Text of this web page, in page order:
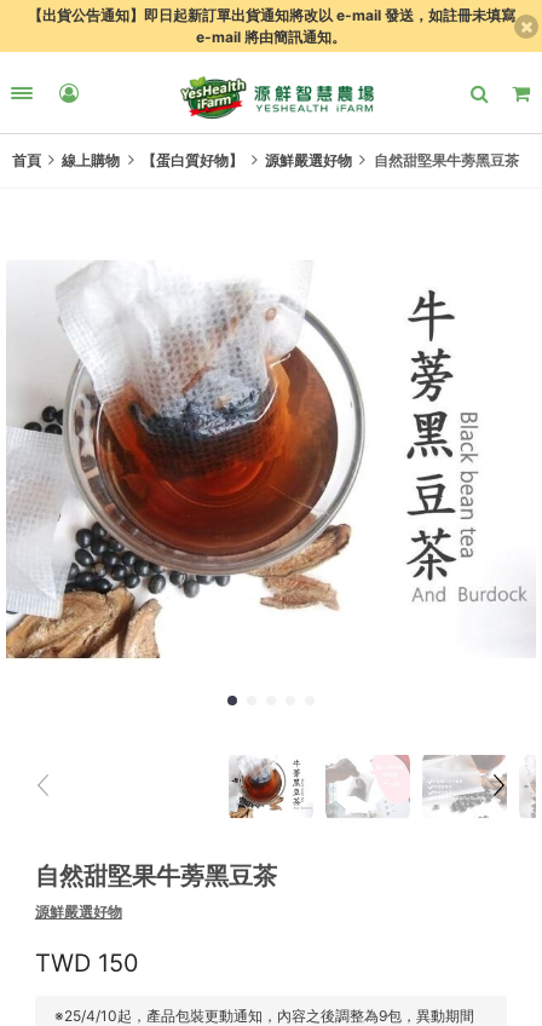
【出貨公告通知】即日起新訂單出貨通知將改以 e-mail 發送，如註冊未填寫
e-mail 將由簡訊通知。
首頁 線上購物 【蛋白質好物】 源鮮嚴選好物 自然甜堅果牛蒡黑豆茶
自然甜堅果牛蒡黑豆茶
源鮮嚴選好物
150
※25/4/10起，產品包裝更動通知，內容之後調整為9包，異動期間